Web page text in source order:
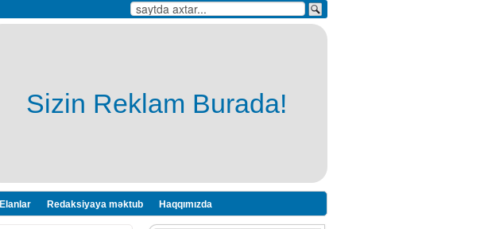
Sizin Reklam Burada!
Elanlar Redaksiyaya məktub Haqqımızda